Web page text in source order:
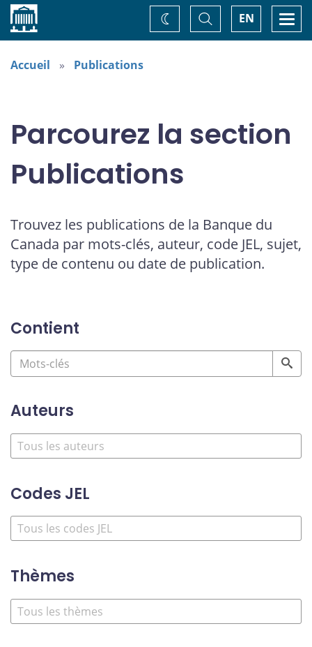
Accueil EN
Basculer
la
recherche
Changez
de
Accueil Publications
Parcourez la section
Publications
Trouvez les publications de la Banque du
Canada par mots-clés, auteur, code JEL, sujet,
type de contenu ou date de publication.
Contient
Auteurs
Codes JEL
Thèmes